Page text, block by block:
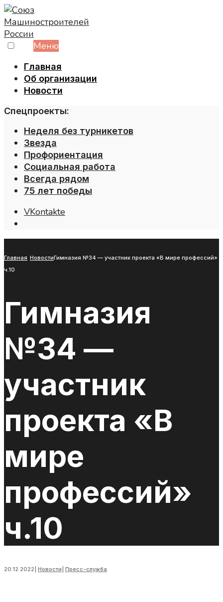
Skip
to
content
Меню
Главная
Об организации
Новости
Спецпроекты:
Неделя без турникетов
Звезда
Профориентация
Социальная работа
Всегда рядом
75 лет победы
VKontakte
Главная НовостиГимназия №34 — участник проекта «В мире профессий»
ч.10
Гимназия
№34 —
участник
проекта «В
мире
профессий»
ч.10
20.12.2022 Новости Пресс-служба